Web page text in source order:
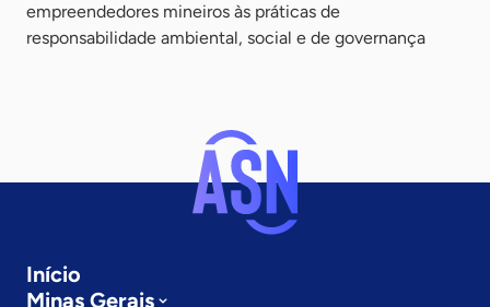
empreendedores mineiros às práticas de
responsabilidade ambiental, social e de governança
Início
Minas Gerais